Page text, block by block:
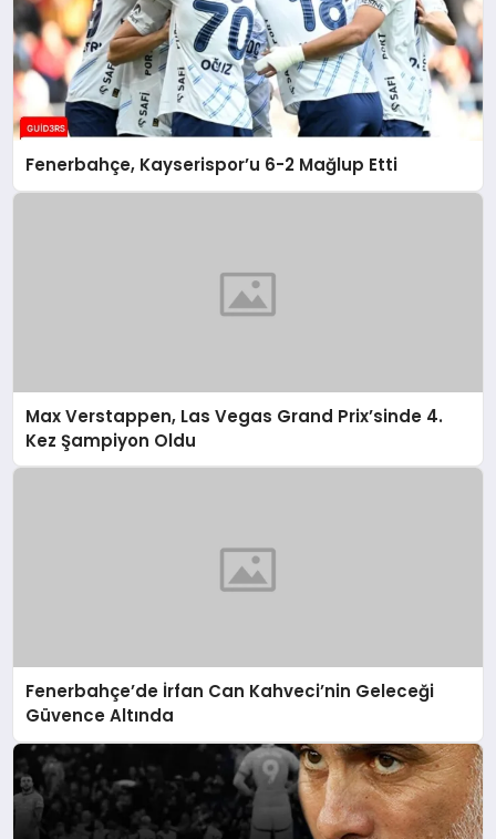
Fenerbahçe, Kayserispor’u 6-2 Mağlup Etti
Max Verstappen, Las Vegas Grand Prix’sinde 4.
Kez Şampiyon Oldu
Fenerbahçe’de İrfan Can Kahveci’nin Geleceği
Güvence Altında